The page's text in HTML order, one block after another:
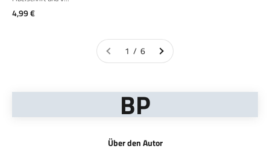
Angebot
4,99 €
1 / 6
BP
Über den Autor